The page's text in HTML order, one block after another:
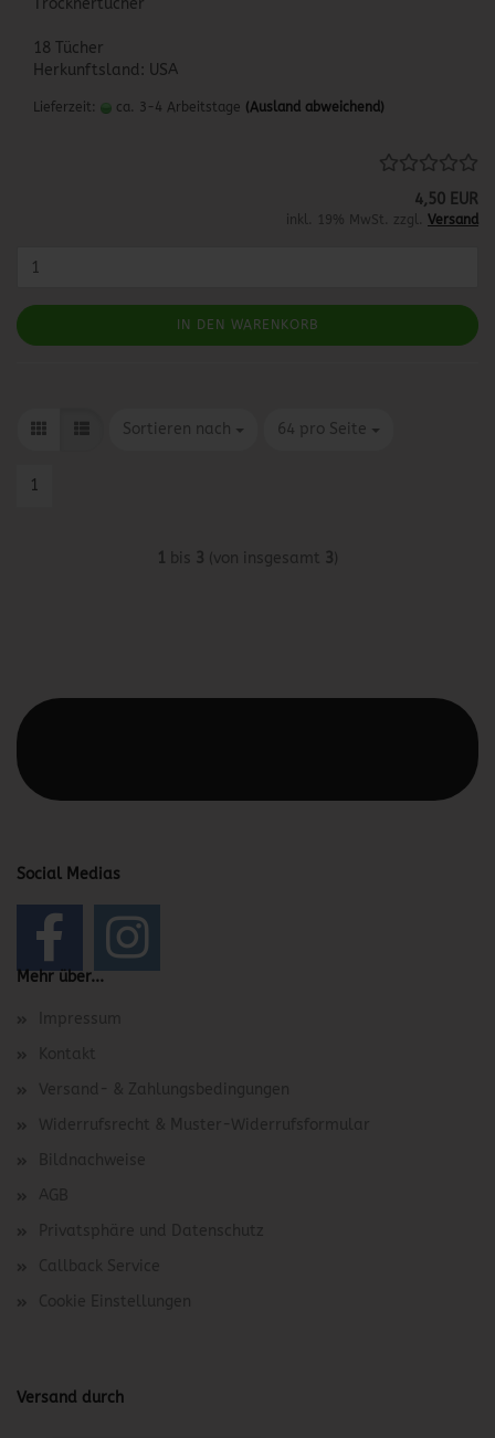
Trocknertücher
18 Tücher
Herkunftsland: USA
Lieferzeit: ca. 3-4 Arbeitstage (Ausland abweichend)
4,50 EUR
inkl. 19% MwSt. zzgl. Versand
IN DEN WARENKORB
Sortieren nach
Sortieren nach 64 pro Seite
pro Seite
1
1 bis 3 (von insgesamt 3 )
Social Medias
Mehr über...
Impressum
Kontakt
Versand- & Zahlungsbedingungen
Widerrufsrecht & Muster-Widerrufsformular
Bildnachweise
AGB
Privatsphäre und Datenschutz
Callback Service
Cookie Einstellungen
Versand durch